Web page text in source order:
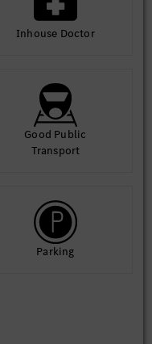
Inhouse Doctor
Good Public
Transport
Parking